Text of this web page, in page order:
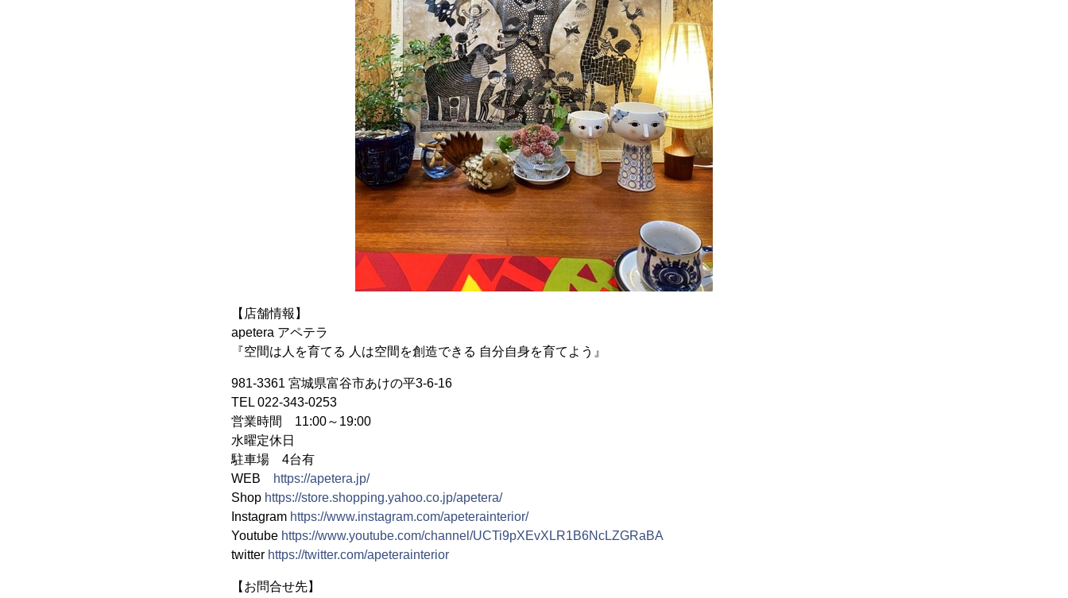
【店舗情報】
apetera アペテラ
『空間は人を育てる 人は空間を創造できる 自分自身を育てよう』
981-3361 宮城県富谷市あけの平3-6-16
TEL 022-343-0253
営業時間 11:00～19:00
水曜定休日
駐車場 4台有
WEB
https://apetera.jp/
Shop https://store.shopping.yahoo.co.jp/apetera/
Instagram https://www.instagram.com/apeterainterior/
Youtube https://www.youtube.com/channel/UCTi9pXEvXLR1B6NcLZGRaBA
twitter https://twitter.com/apeterainterior
【お問合せ先】